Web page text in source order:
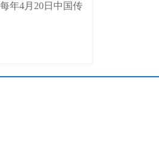
年4月20日中国传